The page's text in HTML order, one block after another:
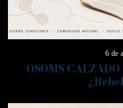
6 de
OSOMS